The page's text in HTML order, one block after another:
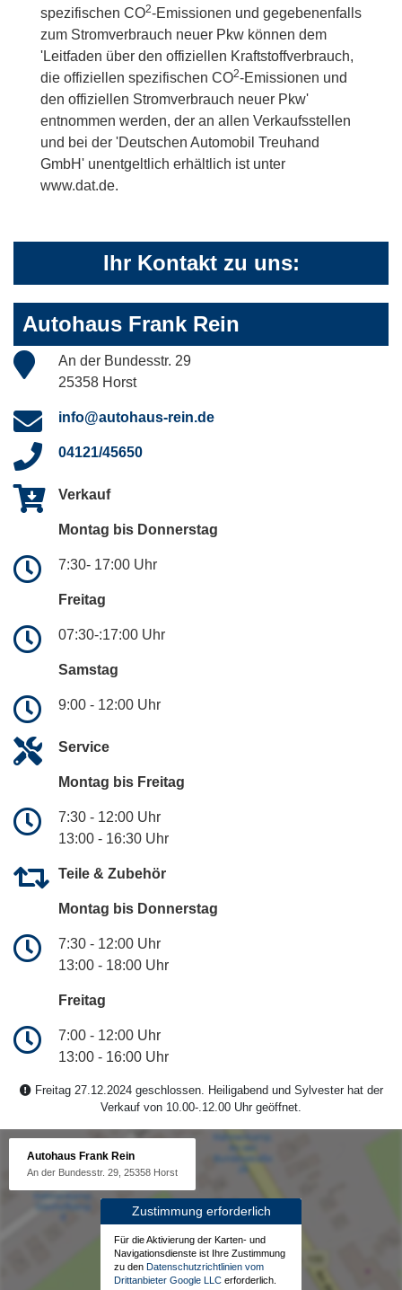
spezifischen CO2-Emissionen und gegebenenfalls
zum Stromverbrauch neuer Pkw können dem
'Leitfaden über den offiziellen Kraftstoffverbrauch,
die offiziellen spezifischen CO2-Emissionen und
den offiziellen Stromverbrauch neuer Pkw'
entnommen werden, der an allen Verkaufsstellen
und bei der 'Deutschen Automobil Treuhand
GmbH' unentgeltlich erhältlich ist unter
www.dat.de.
Ihr Kontakt zu uns:
Autohaus Frank Rein
An der Bundesstr. 29
25358 Horst
info@autohaus-rein.de
04121/45650
Verkauf
Montag bis Donnerstag
7:30- 17:00 Uhr
Freitag
07:30-:17:00 Uhr
Samstag
9:00 - 12:00 Uhr
Service
Montag bis Freitag
7:30 - 12:00 Uhr
13:00 - 16:30 Uhr
Teile & Zubehör
Montag bis Donnerstag
7:30 - 12:00 Uhr
13:00 - 18:00 Uhr
Freitag
7:00 - 12:00 Uhr
13:00 - 16:00 Uhr
Freitag 27.12.2024 geschlossen. Heiligabend und Sylvester hat der
Verkauf von 10.00-.12.00 Uhr geöffnet.
Autohaus Frank Rein
An der Bundesstr. 29, 25358 Horst
Zustimmung erforderlich
Für die Aktivierung der Karten- und
Navigationsdienste ist Ihre Zustimmung
zu den Datenschutzrichtlinien vom
Drittanbieter Google LLC erforderlich.